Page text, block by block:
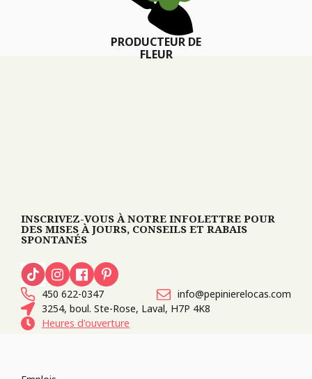
PRODUCTEUR DE
FLEUR
INSCRIVEZ-VOUS À NOTRE INFOLETTRE POUR
DES MISES À JOURS, CONSEILS ET RABAIS
SPONTANÉS
450 622-0347
info@pepinierelocas.com
3254, boul. Ste-Rose, Laval, H7P 4K8
Heures d'ouverture